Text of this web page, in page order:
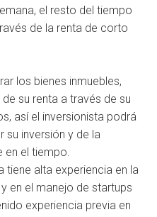
el resto del tiempo
de la renta de corto
los bienes inmuebles,
su renta a través de su
así el inversionista podrá
su inversión y de la
en el tiempo.
tiene alta experiencia en la
en el manejo de startups
experiencia previa en